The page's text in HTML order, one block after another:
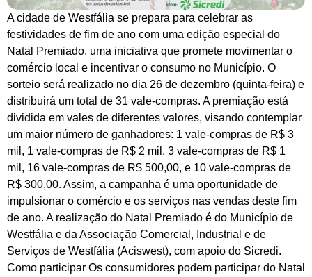
A cidade de Westfália se prepara para celebrar as
festividades de fim de ano com uma edição especial do
Natal Premiado, uma iniciativa que promete movimentar o
comércio local e incentivar o consumo no Município. O
sorteio será realizado no dia 26 de dezembro (quinta-feira) e
distribuirá um total de 31 vale-compras. A premiação está
dividida em vales de diferentes valores, visando contemplar
um maior número de ganhadores: 1 vale-compras de R$ 3
mil, 1 vale-compras de R$ 2 mil, 3 vale-compras de R$ 1
mil, 16 vale-compras de R$ 500,00, e 10 vale-compras de
R$ 300,00. Assim, a campanha é uma oportunidade de
impulsionar o comércio e os serviços nas vendas deste fim
de ano. A realização do Natal Premiado é do Município de
Westfália e da Associação Comercial, Industrial e de
Serviços de Westfália (Aciswest), com apoio do Sicredi.
Como participar Os consumidores podem participar do Natal